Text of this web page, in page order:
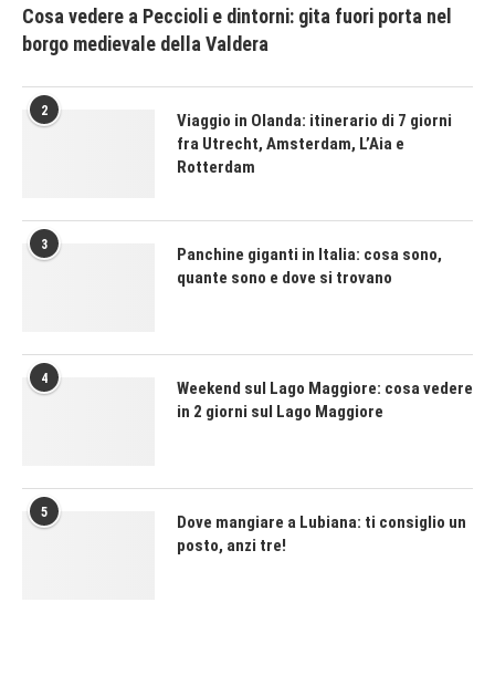
Cosa vedere a Peccioli e dintorni: gita fuori porta nel
borgo medievale della Valdera
2
Viaggio in Olanda: itinerario di 7 giorni
fra Utrecht, Amsterdam, L’Aia e
Rotterdam
3
Panchine giganti in Italia: cosa sono,
quante sono e dove si trovano
4
Weekend sul Lago Maggiore: cosa vedere
in 2 giorni sul Lago Maggiore
5
Dove mangiare a Lubiana: ti consiglio un
posto, anzi tre!